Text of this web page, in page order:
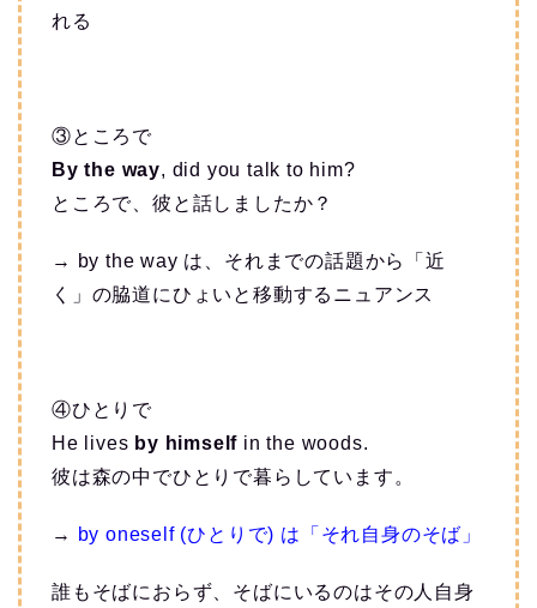
れる
③ところで
By the way, did you talk to him?
ところで、彼と話しましたか？
→ by the way は、それまでの話題から「近
く」の脇道にひょいと移動するニュアンス
④ひとりで
He lives by himself in the woods.
彼は森の中でひとりで暮らしています。
→ by oneself (ひとりで) は「それ自身のそば」
誰もそばにおらず、そばにいるのはその人自身